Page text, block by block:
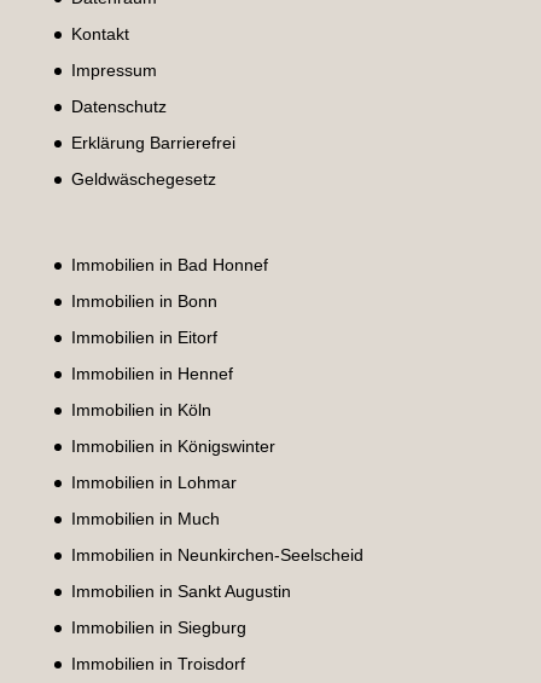
Kontakt
Impressum
Datenschutz
Erklärung Barrierefrei
Geldwäschegesetz
Immobilien in Bad Honnef
Immobilien in Bonn
Immobilien in Eitorf
Immobilien in Hennef
Immobilien in Köln
Immobilien in Königswinter
Immobilien in Lohmar
Immobilien in Much
Immobilien in Neunkirchen-Seelscheid
Immobilien in Sankt Augustin
Immobilien in Siegburg
Immobilien in Troisdorf